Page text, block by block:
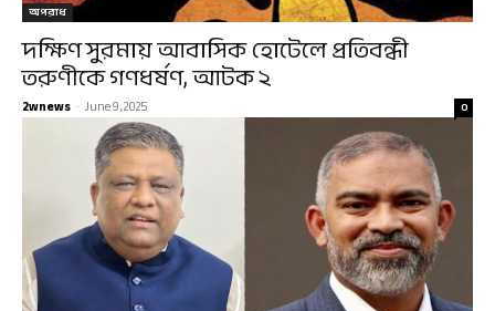
অপরাধ
দক্ষিণ সুরমায় আবাসিক হোটেলে প্রতিবন্ধী
তরুণীকে গণধর্ষণ, আটক ২
2wnews -June 9, 2025 0